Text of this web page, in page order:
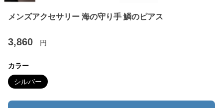
メンズアクセサリー 海の守り手 鱗のピアス
3,860 円
カラー
シルバー